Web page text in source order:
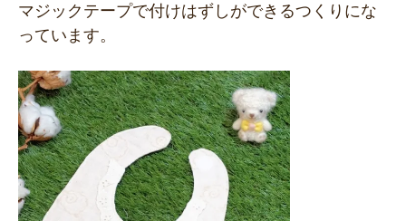
マジックテープで付けはずしができるつくりにな
っています。